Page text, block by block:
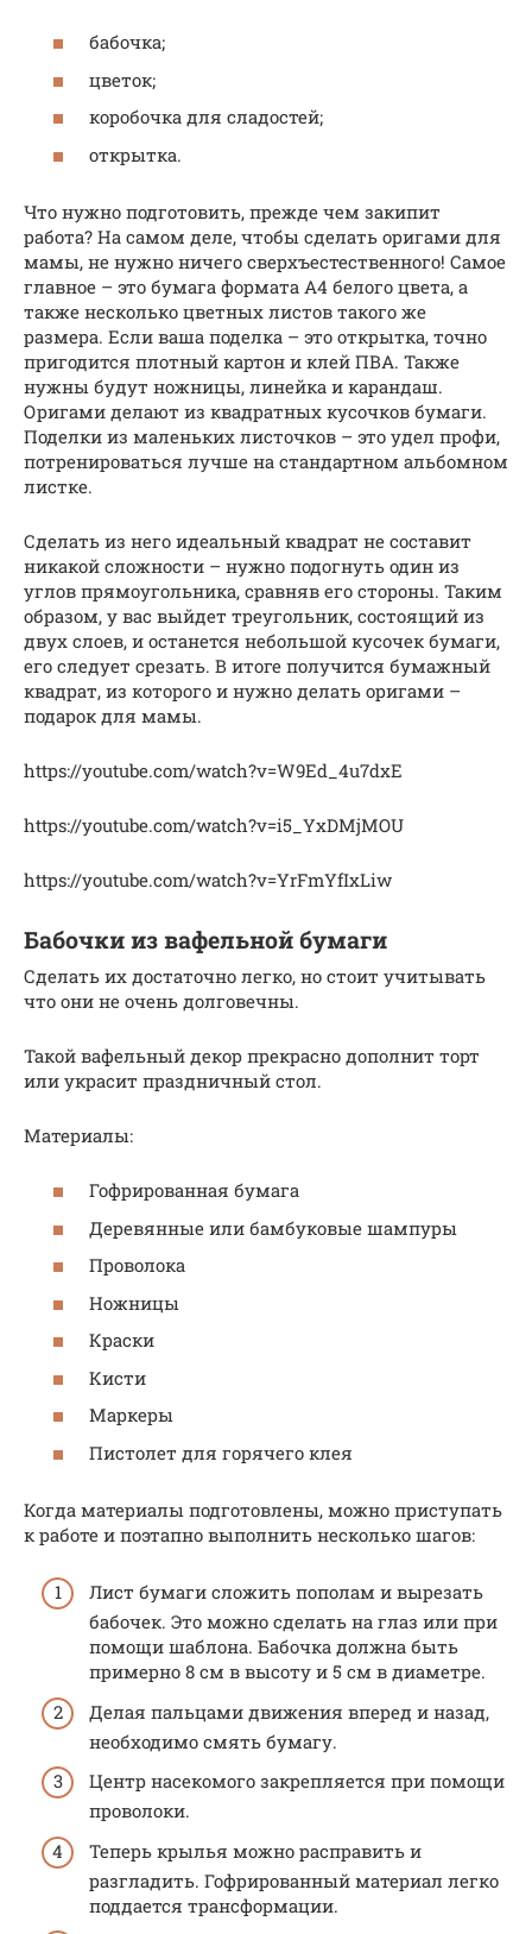
бабочка;
цветок;
коробочка для сладостей;
открытка.
Что нужно подготовить, прежде чем закипит
работа? На самом деле, чтобы сделать оригами для
мамы, не нужно ничего сверхъестественного! Самое
главное – это бумага формата А4 белого цвета, а
также несколько цветных листов такого же
размера. Если ваша поделка – это открытка, точно
пригодится плотный картон и клей ПВА. Также
нужны будут ножницы, линейка и карандаш.
Оригами делают из квадратных кусочков бумаги.
Поделки из маленьких листочков – это удел профи,
потренироваться лучше на стандартном альбомном
листке.
Сделать из него идеальный квадрат не составит
никакой сложности – нужно подогнуть один из
углов прямоугольника, сравняв его стороны. Таким
образом, у вас выйдет треугольник, состоящий из
двух слоев, и останется небольшой кусочек бумаги,
его следует срезать. В итоге получится бумажный
квадрат, из которого и нужно делать оригами –
подарок для мамы.
https://youtube.com/watch?v=W9Ed_4u7dxE
https://youtube.com/watch?v=i5_YxDMjMOU
https://youtube.com/watch?v=YrFmYfIxLiw
Бабочки из вафельной бумаги
Сделать их достаточно легко, но стоит учитывать
что они не очень долговечны.
Такой вафельный декор прекрасно дополнит торт
или украсит праздничный стол.
Материалы:
Гофрированная бумага
Деревянные или бамбуковые шампуры
Проволока
Ножницы
Краски
Кисти
Маркеры
Пистолет для горячего клея
Когда материалы подготовлены, можно приступать
к работе и поэтапно выполнить несколько шагов:
Лист бумаги сложить пополам и вырезать
бабочек. Это можно сделать на глаз или при
помощи шаблона. Бабочка должна быть
примерно 8 см в высоту и 5 см в диаметре.
Делая пальцами движения вперед и назад,
необходимо смять бумагу.
Центр насекомого закрепляется при помощи
проволоки.
Теперь крылья можно расправить и
разгладить. Гофрированный материал легко
поддается трансформации.